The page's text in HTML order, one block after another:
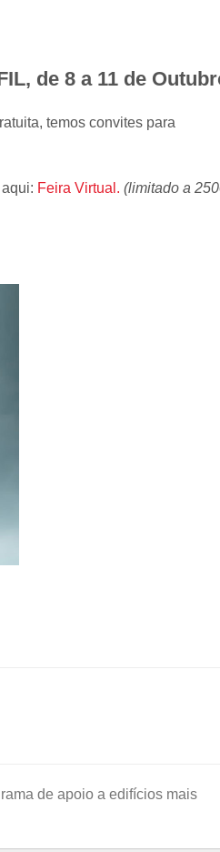
de 8 a 11 de
temos convites para
Feira Virtual. (limitado a
de apoio a edifícios mais